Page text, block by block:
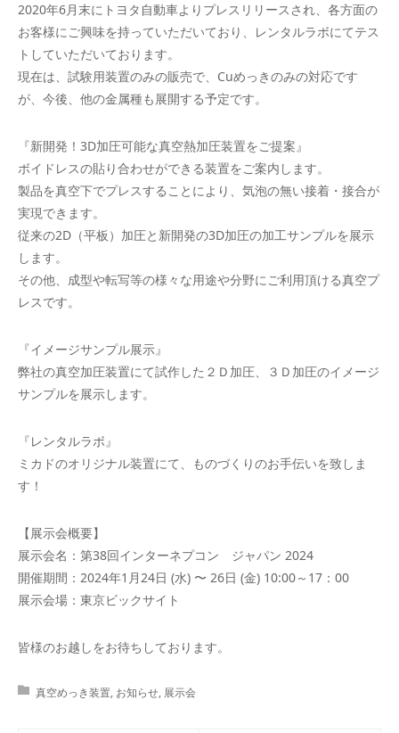
2020年6月末にトヨタ自動車よりプレスリリースされ、各方面の
お客様にご興味を持っていただいており、レンタルラボにてテス
トしていただいております。
現在は、試験用装置のみの販売で、Cuめっきのみの対応です
が、今後、他の金属種も展開する予定です。
『新開発！3D加圧可能な真空熱加圧装置をご提案』
ボイドレスの貼り合わせができる装置をご案内します。
製品を真空下でプレスすることにより、気泡の無い接着・接合が
実現できます。
従来の2D（平板）加圧と新開発の3D加圧の加工サンプルを展示
します。
その他、成型や転写等の様々な用途や分野にご利用頂ける真空プ
レスです。
『イメージサンプル展示』
弊社の真空加圧装置にて試作した２Ｄ加圧、３Ｄ加圧のイメージ
サンプルを展示します。
『レンタルラボ』
ミカドのオリジナル装置にて、ものづくりのお手伝いを致しま
す！
【展示会概要】
展示会名：第38回インターネプコン ジャパン 2024
開催期間：2024年1月24日 (水) 〜 26日 (金) 10:00～17：00
展示会場：東京ビックサイト
皆様のお越しをお待ちしております。
真空めっき装置, お知らせ, 展示会